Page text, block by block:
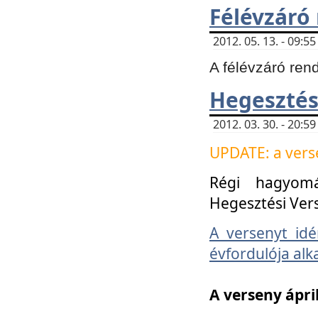
2012. 05. 13. -
A félévzáró
2012. 03. 30. -
UPDATE: a
Régi
Hegesztési
A versenyt
évfordulója
A verseny